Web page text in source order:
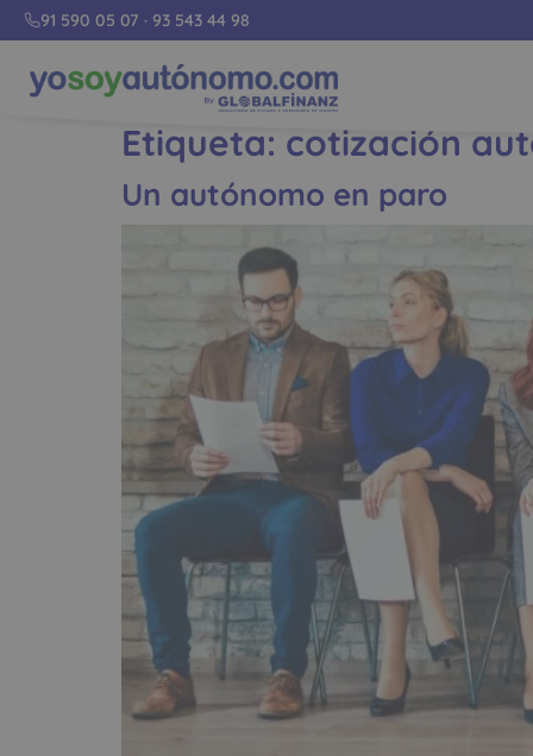
91 590 05 07 · 93 543 44 98
Etiqueta: cotización
Un autónomo en paro